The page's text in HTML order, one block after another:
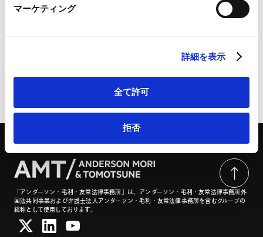
LinkedIn プライバシーポリシー（
HubSpot プライバシーポリシー（外部サイト）
マーケティング
詳細を表示
全て許可
拒否
業務分野
ページのシェアはこちらから
「アンダーソン・毛利・友常法律事務所」は、アンダーソン・毛利・友常法律事務所外
国法共同事業および弁護士法人アンダーソン・毛利・友常法律事務所を含むグループの
総称として使用しております。